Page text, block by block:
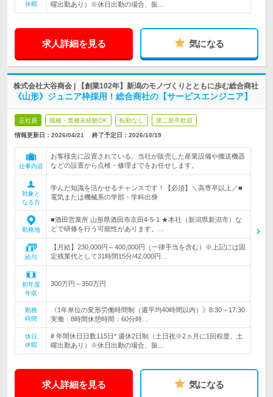
休暇
曜出勤あり）※休日出勤の場合、振…
求人詳細を見る 気になる
株式会社大谷商会 | 【創業102年】新潟のモノづくりとともに歩む総合商社
《山形》ジュニア枠採用！総合商社の【サービスエンジニア】
正社員 職種・業種未経験OK 転勤なし 第二新卒歓迎
情報更新日：2026/04/21 終了予定日： 2026/10/19
仕事内容
お客様先に設置されている、当社が販売した産業設備や搬送機器
などの設置から点検・修理までをお任せします。
対象と
なる方
学んだ知識を活かせるチャンスです！【必須】＼高専卒以上／■
電気または機械系の学部・学科出身
勤務地
■酒田営業所 山形県酒田市京田4-5-1 ★本社（新潟県新潟市）な
どで研修を行う可能性があります。…
給与
【月給】230,000円～400,000円（一律手当を含む）※上記には固
定残業代として31時間15分/42,000円…
初年度
年収
300万円～350万円
勤務
時間
《1年単位の変形労働時間制（週平均40時間以内）》8:30～17:30
実働：8時間休憩時間：60分時…
休日
休暇
# 年間休日日数115日* 週休2日制（土日祝※2ヵ月に1回程度、土
曜出勤あり）※休日出勤の場合、振…
求人詳細を見る 気になる